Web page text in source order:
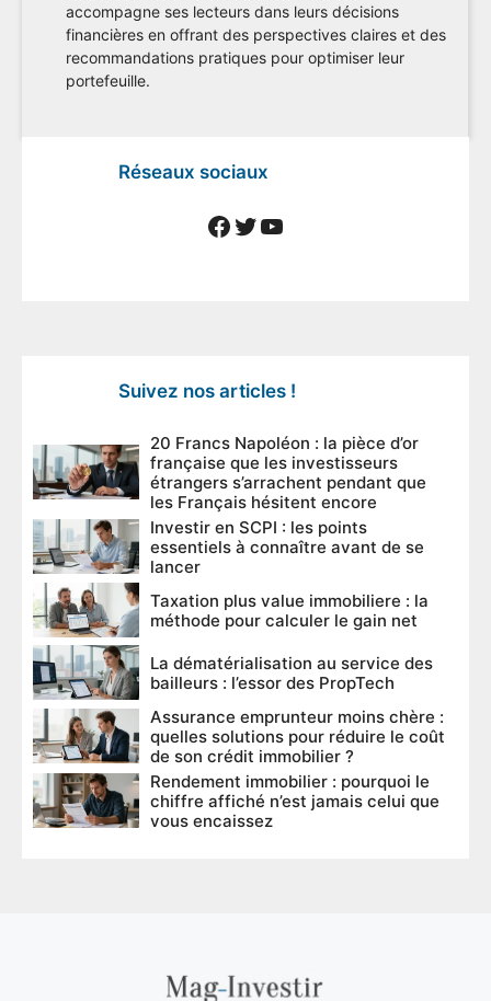
accompagne ses lecteurs dans leurs décisions
financières en offrant des perspectives claires et des
recommandations pratiques pour optimiser leur
portefeuille.
Réseaux sociaux
Facebook
Twitter
YouTube
Suivez nos articles !
20 Francs Napoléon : la pièce d’or
française que les investisseurs
étrangers s’arrachent pendant que
les Français hésitent encore
Investir en SCPI : les points
essentiels à connaître avant de se
lancer
Taxation plus value immobiliere : la
méthode pour calculer le gain net
La dématérialisation au service des
bailleurs : l’essor des PropTech
Assurance emprunteur moins chère :
quelles solutions pour réduire le coût
de son crédit immobilier ?
Rendement immobilier : pourquoi le
chiffre affiché n’est jamais celui que
vous encaissez